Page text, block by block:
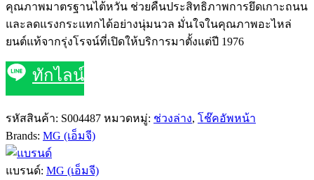
คุณภาพมาตรฐานไต้หวัน ช่วยคืนประสิทธิภาพการยึดเกาะถนน
และลดแรงกระแทกได้อย่างนุ่มนวล มั่นใจในคุณภาพอะไหล่
ยนต์แท้จากรุ่งโรจน์ที่เปิดให้บริการมาตั้งแต่ปี 1976
ทักไลน์
รหัสสินค้า: S004487 หมวดหมู่: ช่วงล่าง, โช๊คอัพหน้า
Brands: MG (เอ็มจี)
แบรนด์: MG (เอ็มจี)